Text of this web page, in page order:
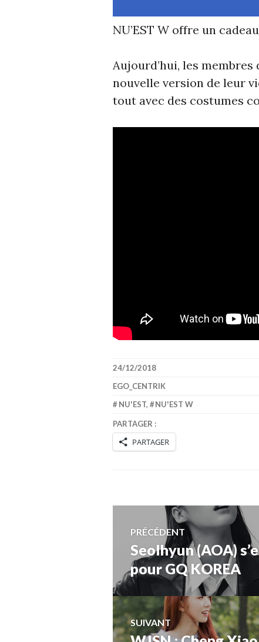
NU’EST W offre un
Aujourd’hui, les
nouvelle version de leur
tout avec des costumes
24/12/2018
EGO_CENTRIK
NU'EST, NU'EST W
PARTAGER :
PARTAGER
Navigation
de
l’article
PRÉCÉDENT
Article
précédent :
Seolhyun (AOA)
pour GQ KOREA
SUIVANT